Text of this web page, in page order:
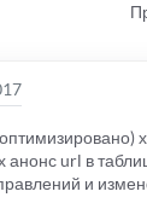
анонс url в
и